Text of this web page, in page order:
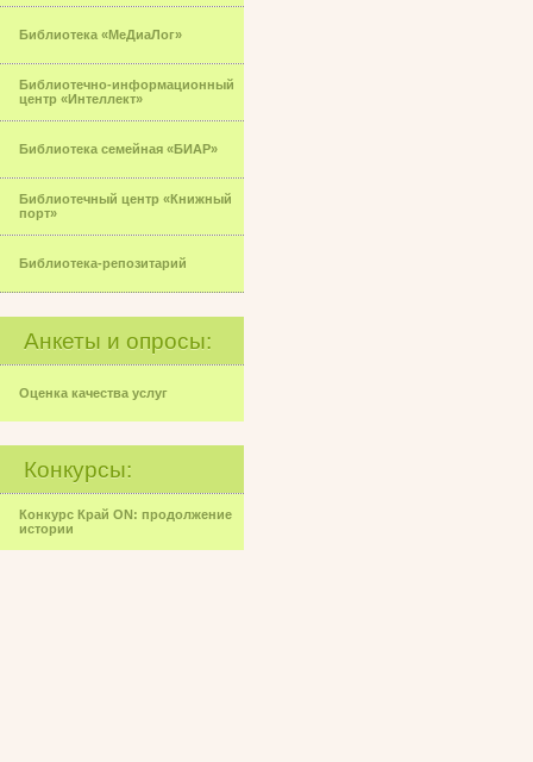
Библиотека «МеДиаЛог»
Библиотечно-информационный
центр «Интеллект»
Библиотека семейная «БИАР»
Библиотечный центр «Книжный
порт»
Библиотека-репозитарий
Анкеты и опросы:
Оценка качества услуг
Конкурсы:
Конкурс Край ON: продолжение
истории